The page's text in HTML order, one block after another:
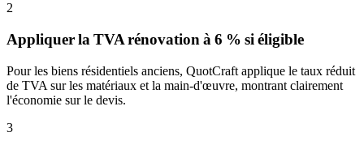
2
Appliquer la TVA rénovation à 6 % si éligible
Pour les biens résidentiels anciens, QuotCraft applique le taux réduit
de TVA sur les matériaux et la main-d'œuvre, montrant clairement
l'économie sur le devis.
3